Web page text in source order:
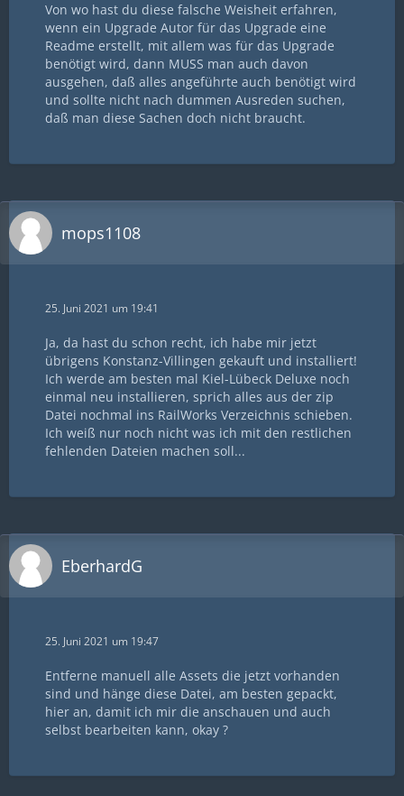
Von wo hast du diese falsche Weisheit erfahren,
wenn ein Upgrade Autor für das Upgrade eine
Readme erstellt, mit allem was für das Upgrade
benötigt wird, dann MUSS man auch davon
ausgehen, daß alles angeführte auch benötigt wird
und sollte nicht nach dummen Ausreden suchen,
daß man diese Sachen doch nicht braucht.
mops1108
25. Juni 2021 um 19:41
Ja, da hast du schon recht, ich habe mir jetzt
übrigens Konstanz-Villingen gekauft und installiert!
Ich werde am besten mal Kiel-Lübeck Deluxe noch
einmal neu installieren, sprich alles aus der zip
Datei nochmal ins RailWorks Verzeichnis schieben.
Ich weiß nur noch nicht was ich mit den restlichen
fehlenden Dateien machen soll...
EberhardG
25. Juni 2021 um 19:47
Entferne manuell alle Assets die jetzt vorhanden
sind und hänge diese Datei, am besten gepackt,
hier an, damit ich mir die anschauen und auch
selbst bearbeiten kann, okay ?